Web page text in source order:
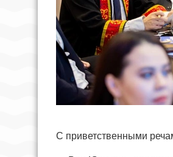
С приветственными